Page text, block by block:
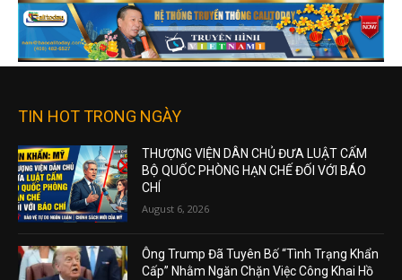
TIN HOT TRONG NGÀY
THƯỢNG VIỆN DÂN CHỦ ĐƯA LUẬT CẤM
BỘ QUỐC PHÒNG HẠN CHẾ ĐỐI VỚI BÁO
CHÍ
August 6, 2026
Ông Trump Đã Tuyên Bố “Tình Trạng Khẩn
Cấp” Nhằm Ngăn Chặn Việc Công Khai Hồ